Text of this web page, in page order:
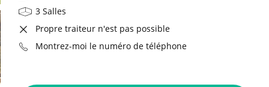
3 Salles
Propre traiteur n'est pas possible
Montrez-moi le numéro de téléphone